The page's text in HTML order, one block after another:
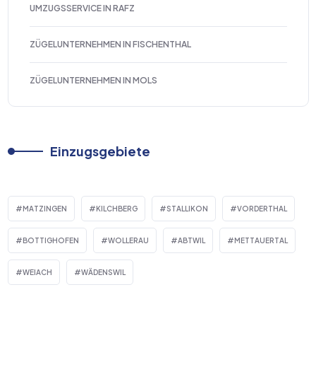
UMZUGSSERVICE IN RAFZ
ZÜGELUNTERNEHMEN IN FISCHENTHAL
ZÜGELUNTERNEHMEN IN MOLS
Einzugsgebiete
MATZINGEN KILCHBERG STALLIKON VORDERTHAL
BOTTIGHOFEN WOLLERAU ABTWIL METTAUERTAL
WEIACH WÄDENSWIL